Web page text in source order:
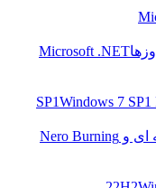
Microsoft .NET
Windows 7 SP1
Nero Burning